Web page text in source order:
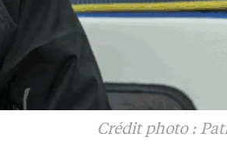
Crédit photo :